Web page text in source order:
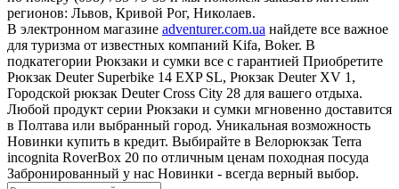
регионов: Львов, Кривой Рог, Николаев.
В электронном магазине adventurer.com.ua найдете все важное
для туризма от известных компаний Kifa, Boker. В
подкатегории Рюкзаки и сумки все с гарантией Приобретите
Рюкзак Deuter Superbike 14 EXP SL, Рюкзак Deuter XV 1,
Городской рюкзак Deuter Cross City 28 для вашего отдыха.
Любой продукт серии Рюкзаки и сумки мгновенно доставится
в Полтава или выбранный город. Уникальная возможность
Новинки купить в кредит. Выбирайте в Велорюкзак Terra
incognita RoverBox 20 по отличным ценам походная посуда
Забронированный у нас Новинки - всегда верный выбор.